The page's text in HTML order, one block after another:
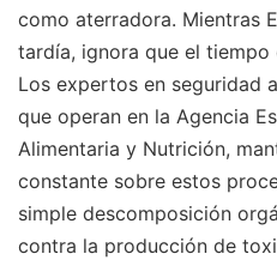
como aterradora. Mientras
tardía, ignora que el
Los expertos en seguridad
que operan en la Agencia
Alimentaria y Nutrición,
constante sobre estos
simple descomposición
contra la producción de